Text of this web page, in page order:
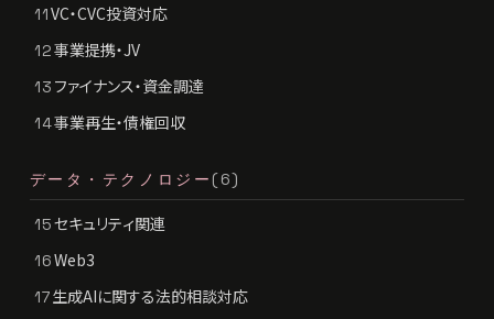
11VC・CVC投資対応
12事業提携・JV
13 ファイナンス・資金調達
14事業再生・債権回収
データ・テクノロジー (6)
15セキュリティ関連
16Web3
17生成AIに関する法的相談対応